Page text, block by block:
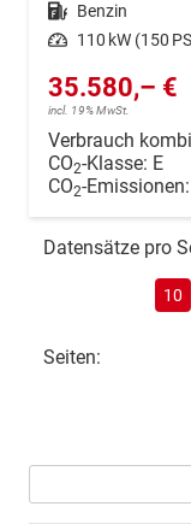
Kraftstoff Benzin
Leistung 110 kW (150
35.580,– €
incl. 19% MwSt.
Verbrauch
CO2-Klasse: E
CO2-Emissionen:
Datensätze pro
10
Seiten: